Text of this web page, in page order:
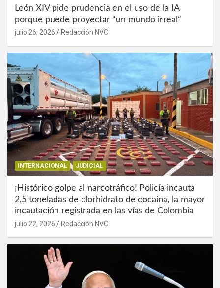
León XIV pide prudencia en el uso de la IA
porque puede proyectar “un mundo irreal”
julio 26, 2026 Redacción NVC
INTERNACIONAL JUDICIAL
¡Histórico golpe al narcotráfico! Policía incauta
2,5 toneladas de clorhidrato de cocaína, la mayor
incautación registrada en las vías de Colombia
julio 22, 2026 Redacción NVC